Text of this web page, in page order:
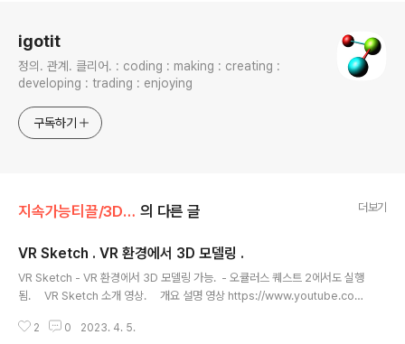
igotit
정의. 관계. 클리어. : coding : making : creating :
developing : trading : enjoying
구독하기
지속가능티끌/3D 모델링 의 다른 글 더보기
VR Sketch . VR 환경에서 3D 모델링 .
VR Sketch - VR 환경에서 3D 모델링 가능. - 오큘러스 퀘스트 2에서도 실행
됨. VR Sketch 소개 영상. 개요 설명 영상 https://www.youtube.co
화 처리 https://www.youtube.com/watch?v=mtSg9u-YzFQ VR Sk
2 0 2023. 4. 5.